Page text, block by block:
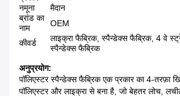
नमूना
मैदान
ब्रांड का
नाम
OEM
कीवर्ड
लाइक्रा फैब्रिक, स्पैन्डेक्स फैब्रिक, 4 वे
स्पैन्डेक्स फैब्रिक
अनुप्रयोग:
पॉलिएस्टर स्पैन्डेक्स फैब्रिक एक प्रकार का 4-तरफ़ा
पॉलिएस्टर और लाइक्रा से बना है, जो बेहतर लोच,